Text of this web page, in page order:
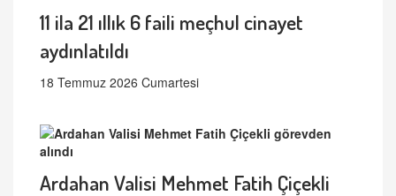
11 ila 21 ıllık 6 faili meçhul cinayet
aydınlatıldı
18 Temmuz 2026 Cumartesi
Ardahan Valisi Mehmet Fatih Çiçekli